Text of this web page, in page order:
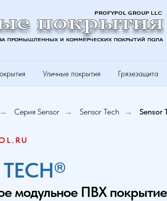
Уличные покрытия Грязезащита
→ Серия Sensor → Sensor Tech → Sensor
модульное ПВХ покрытие